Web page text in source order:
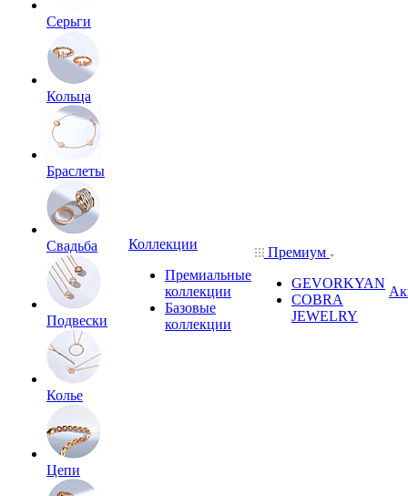
Серьги
Кольца
Браслеты
Свадьба
Подвески
Колье
Цепи
Коллекции
Премиальные
коллекции
Базовые
коллекции
Премиум
GEVORKYAN
COBRA
JEWELRY